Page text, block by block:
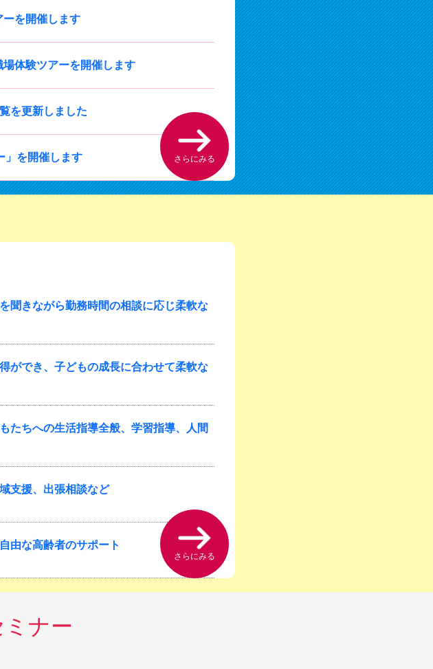
を開催します
体験ツアーを開催します
を更新しました
」を開催します さらにみる
聞きながら勤務時間の相談に応じ柔軟な
ができ、子どもの成長に合わせて柔軟な
たちへの生活指導全般、学習指導、人間
支援、出張相談など
由な高齢者のサポート
さらにみる
ナー